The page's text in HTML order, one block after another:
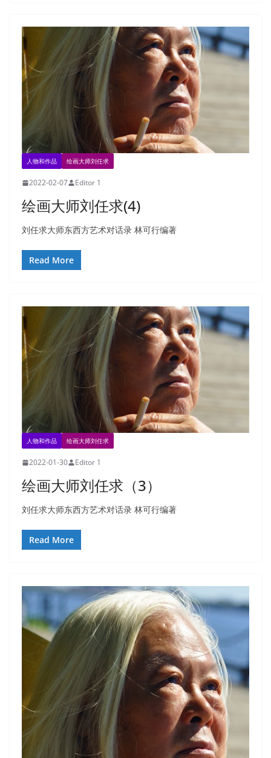
人物和作品 绘画大师刘任求
2022-02-07 Editor 1
绘画大师刘任求(4)
刘任求大师东西方艺术对话录 林可行编著
Read More
人物和作品 绘画大师刘任求
2022-01-30 Editor 1
绘画大师刘任求（3）
刘任求大师东西方艺术对话录 林可行编著
Read More